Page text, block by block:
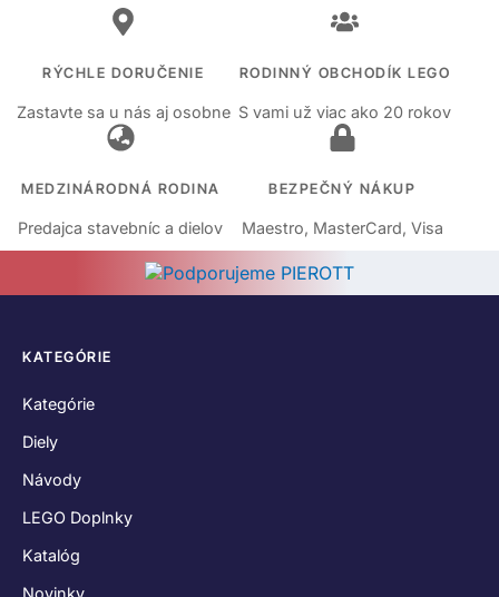
RÝCHLE DORUČENIE
Zastavte sa u nás aj osobne
RODINNÝ OBCHODÍK LEGO
S vami už viac ako 20 rokov
MEDZINÁRODNÁ RODINA
Predajca stavebníc a dielov
BEZPEČNÝ NÁKUP
Maestro, MasterCard, Visa
KATEGÓRIE
Kategórie
Diely
Návody
LEGO Doplnky
Katalóg
Novinky